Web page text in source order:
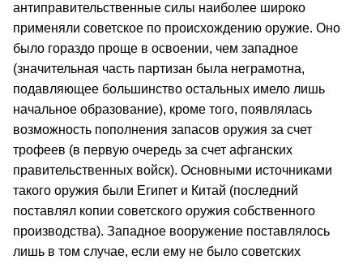
антиправительственные силы наиболее широко
применяли советское по происхождению оружие. Оно
было гораздо проще в освоении, чем западное
(значительная часть партизан была неграмотна,
подавляющее большинство остальных имело лишь
начальное образование), кроме того, появлялась
возможность пополнения запасов оружия за счет
трофеев (в первую очередь за счет афганских
правительственных войск). Основными источниками
такого оружия были Египет и Китай (последний
поставлял копии советского оружия собственного
производства). Западное вооружение поставлялось
лишь в том случае, если ему не было советских